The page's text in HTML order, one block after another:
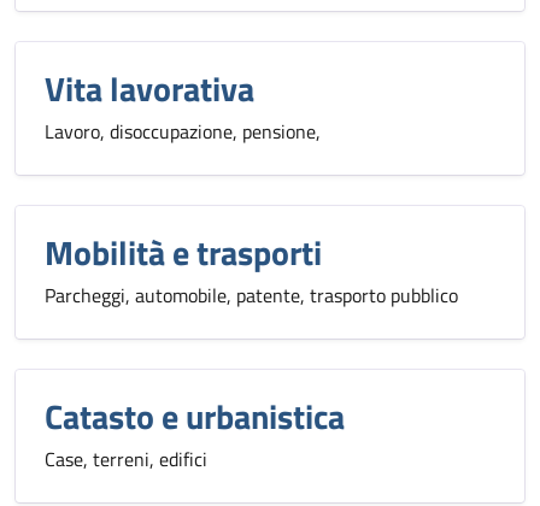
Vita lavorativa
Lavoro, disoccupazione, pensione,
Mobilità e trasporti
Parcheggi, automobile, patente, trasporto pubblico
Catasto e urbanistica
Case, terreni, edifici